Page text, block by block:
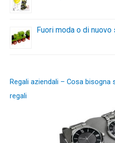
Fuori moda o di nuovo
Regali aziendali – Cosa
regali